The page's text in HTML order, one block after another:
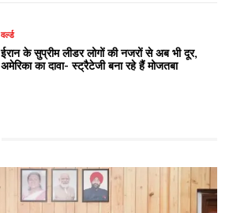
वर्ल्ड
ईरान के सुप्रीम लीडर लोगों की नजरों से अब भी दूर,
अमेरिका का दावा- स्ट्रैटेजी बना रहे हैं मोजतबा